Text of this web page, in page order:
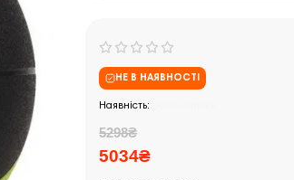
НЕ В НАЯВНОСТІ
5298₴
5034₴